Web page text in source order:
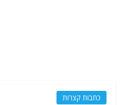
כתבות קצרות